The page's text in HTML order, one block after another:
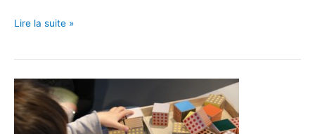
Le
c’est
…
à
Saint-
Lire la suite »